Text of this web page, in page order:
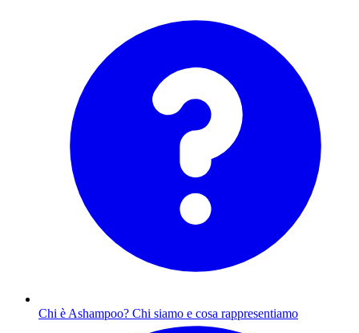
Chi è Ashampoo? Chi siamo e cosa rappresentiamo